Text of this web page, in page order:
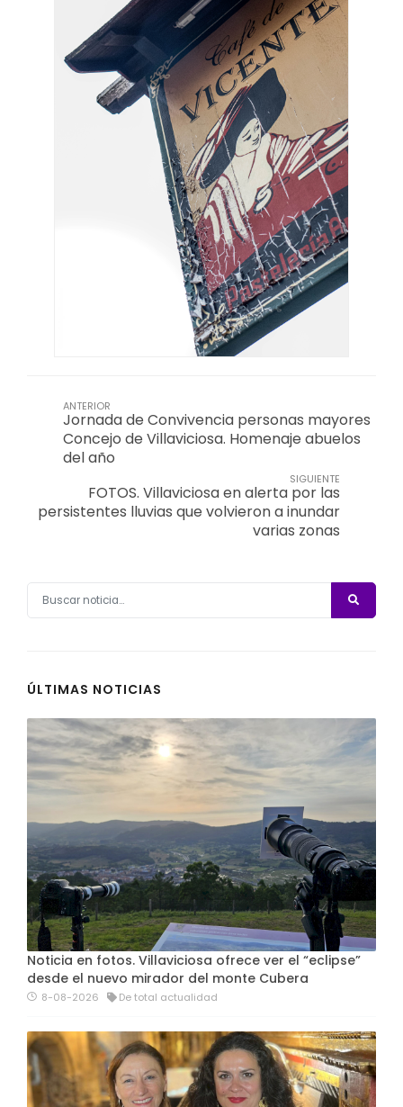
ANTERIOR
Jornada de Convivencia personas mayores
Concejo de Villaviciosa. Homenaje abuelos
del año
SIGUIENTE
FOTOS. Villaviciosa en alerta por las
persistentes lluvias que volvieron a inundar
varias zonas
ÚLTIMAS NOTICIAS
Noticia en fotos. Villaviciosa ofrece ver el “eclipse”
desde el nuevo mirador del monte Cubera
8-08-2026 De total actualidad